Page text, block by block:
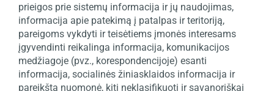
prieigos prie sistemų informacija ir jų naudojimas,
informacija apie patekimą į patalpas ir teritoriją,
pareigoms vykdyti ir teisėtiems įmonės interesams
įgyvendinti reikalinga informacija, komunikacijos
medžiagoje (pvz., korespondencijoje) esanti
informacija, socialinės žiniasklaidos informacija ir
pareikšta nuomonė, kiti neklasifikuoti ir savanoriškai